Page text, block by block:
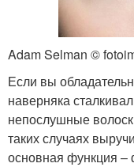
Adam Selman ©
Если вы
наверняка
непослушные
таких случаях
основная функция –